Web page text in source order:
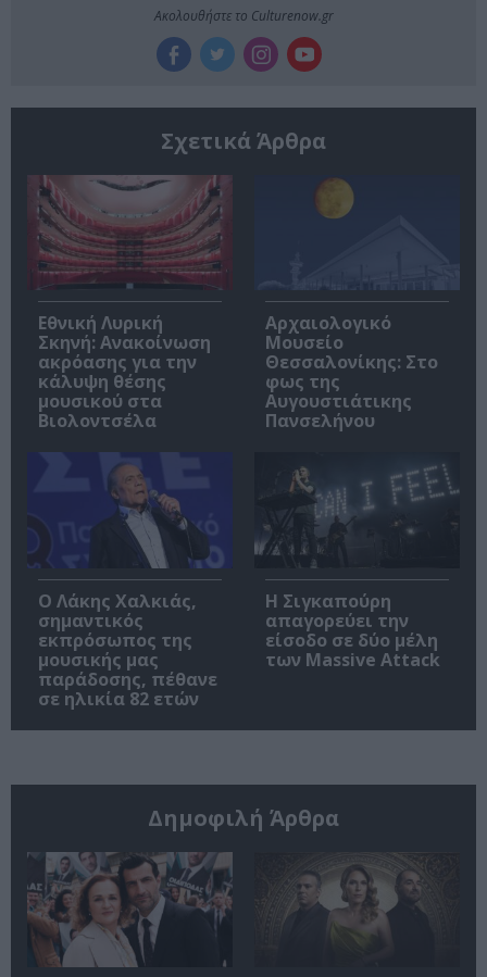
Ακολουθήστε το Culturenow.gr
Σχετικά Άρθρα
Εθνική Λυρική
Σκηνή: Ανακοίνωση
ακρόασης για την
κάλυψη θέσης
μουσικού στα
Βιολοντσέλα
Αρχαιολογικό
Μουσείο
Θεσσαλονίκης: Στο
φως της
Αυγουστιάτικης
Πανσελήνου
Ο Λάκης Χαλκιάς,
σημαντικός
εκπρόσωπος της
μουσικής μας
παράδοσης, πέθανε
σε ηλικία 82 ετών
Η Σιγκαπούρη
απαγορεύει την
είσοδο σε δύο μέλη
των Massive Attack
Δημοφιλή Άρθρα